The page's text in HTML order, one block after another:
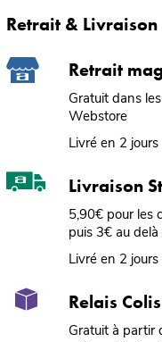
Retrait & Livraison
Retrait
Gratuit dans
Webstore
Livré en 2
Livraison
5,90€ pour les
puis 3€ au
Livré en 2
Relais
Gratuit à partir